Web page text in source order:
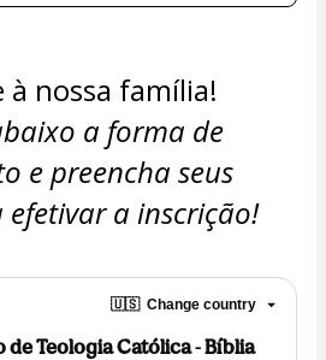
à nossa família!
a forma de
e preencha seus
a inscrição!
🇺🇸 Change country
de Teologia Católica - Bíblia